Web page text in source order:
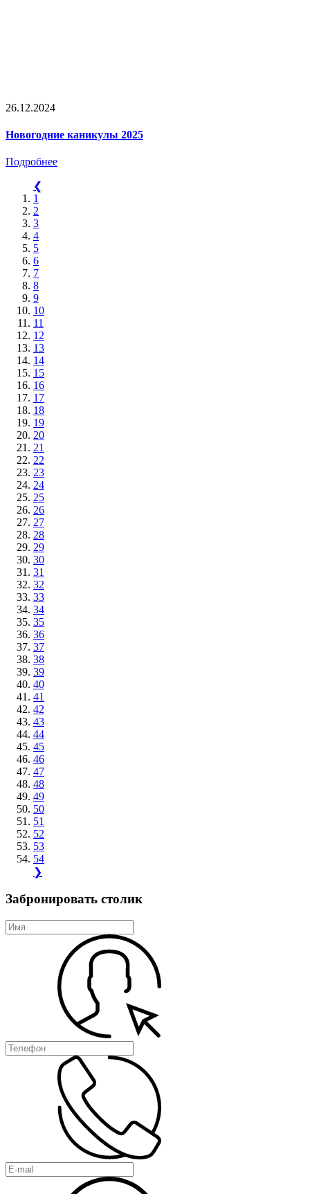
26.12.2024
Новогодние каникулы 2025
Подробнее
❮
1
2
3
4
5
6
7
8
9
10
11
12
13
14
15
16
17
18
19
20
21
22
23
24
25
26
27
28
29
30
31
32
33
34
35
36
37
38
39
40
41
42
43
44
45
46
47
48
49
50
51
52
53
54
❯
Забронировать столик